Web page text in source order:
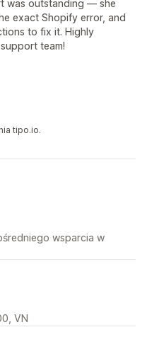
was outstanding — she
exact Shopify error, and
to fix it. Highly
team!
tipo.io.
wsparcia w
VN